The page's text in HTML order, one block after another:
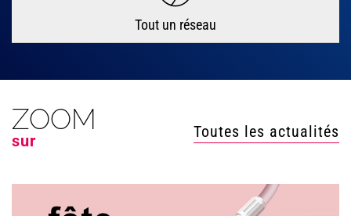
Tout un réseau
Toutes les actualités
ZOOM
sur